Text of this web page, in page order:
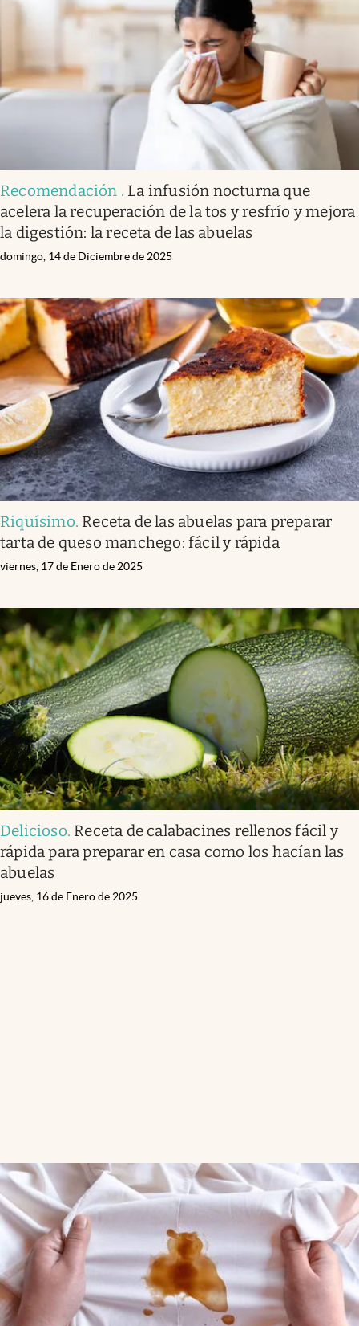
Infotechnology
Clima
Mundial 2026
Mediakit
abre en nueva pestaña
Argentina
Recomendación . La infusión nocturna que
acelera la recuperación de la tos y resfrío y mejora
la digestión: la receta de las abuelas
domingo, 14 de Diciembre de 2025
Riquísimo. Receta de las abuelas para preparar
tarta de queso manchego: fácil y rápida
viernes, 17 de Enero de 2025
Delicioso. Receta de calabacines rellenos fácil y
rápida para preparar en casa como los hacían las
abuelas
jueves, 16 de Enero de 2025